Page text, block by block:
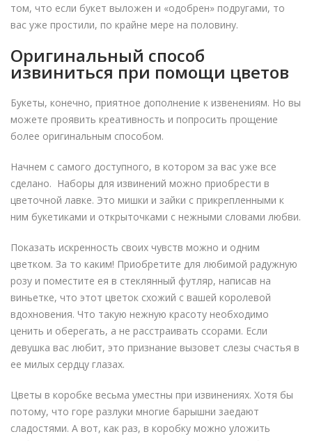
том, что если букет выложен и «одобрен» подругами, то
вас уже простили, по крайне мере на половину.
Оригинальный способ
извиниться при помощи цветов
Букеты, конечно, приятное дополнение к извенениям. Но вы
можете проявить креативность и попросить прощение
более оригинальным способом.
Начнем с самого доступного, в котором за вас уже все
сделано. Наборы для извинений можно приобрести в
цветочной лавке. Это мишки и зайки с прикрепленными к
ним букетиками и открыточками с нежными словами любви.
Показать искренность своих чувств можно и одним
цветком. За то каким! Приобретите для любимой радужную
розу и поместите ея в стеклянный футляр, написав на
виньетке, что этот цветок схожий с вашей королевой
вдохновения. Что такую нежную красоту необходимо
ценить и оберегать, а не расстраивать ссорами. Если
девушка вас любит, это признание вызовет слезы счастья в
ее милых сердцу глазах.
Цветы в коробке весьма уместны при извинениях. Хотя бы
потому, что горе разлуки многие барышни заедают
сладостями. А вот, как раз, в коробку можно уложить